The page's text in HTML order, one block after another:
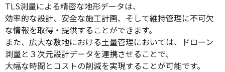
TLS測量による精密な地形データは、
効率的な設計、安全な施工計画、そして維持管理に不可欠
な情報を取得・提供することができます。
また、広大な敷地における土量管理においては、ドローン
測量と３次元設計データを連携させることで、
大幅な時間とコストの削減を実現することが可能です。